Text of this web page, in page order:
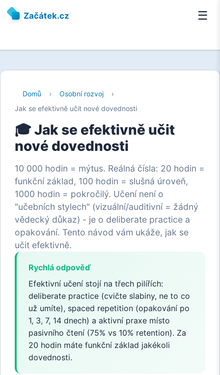
Začátek.cz ☰
Domů › Osobní rozvoj
›
Jak se efektivně učit nové dovednosti
🎓 Jak se efektivně učit
nové dovednosti
10 000 hodin = mýtus. Reálná čísla: 20 hodin =
funkční základ, 100 hodin = slušná úroveň,
1000 hodin = pokročilý. Učení není o
"učebních stylech" (vizuální/auditivní = žádný
vědecký důkaz) - je o deliberate practice a
opakování. Tento návod vám ukáže, jak se
učit efektivně.
Rychlá odpověď
Efektivní učení stojí na třech pilířích:
deliberate practice (cvičte slabiny, ne to co
už umíte), spaced repetition (opakování po
1, 3, 7, 14 dnech) a aktivní praxe místo
pasivního čtení (75% vs 10% retention). Za
20 hodin máte funkční základ jakékoli
dovednosti.